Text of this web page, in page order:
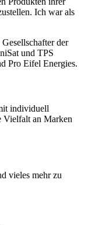
Ich war als
der
und TPS
Pro Eifel Energies.
individuell
Vielfalt an Marken
vieles mehr zu